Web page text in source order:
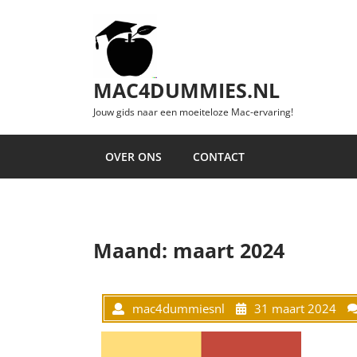
MAC4DUMMIES.NL
Jouw gids naar een moeiteloze Mac-ervaring!
OVER ONS CONTACT
Maand: maart 2024
mac4dummiesnl 31 maart 2024